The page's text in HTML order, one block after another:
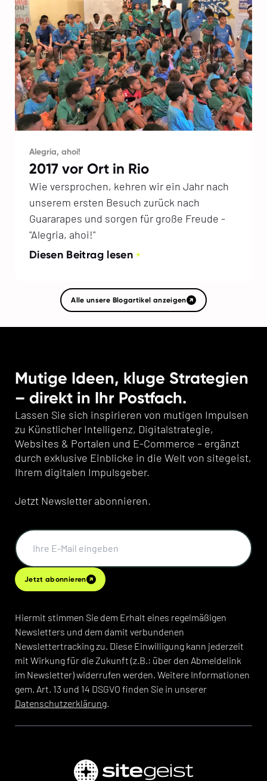
Alegria, ahoi!
2017 vor Ort in Rio
Wie versprochen, kehren wir ein Jahr nach
unserem ersten Besuch zurück nach
Guararapes und sorgen für große Freude -
"Alegria, ahoi!"
Diesen Beitrag lesen
Alle unsere Blogartikel anzeigen
Mutige Ideen, kluge Strategien
– direkt in Ihr Postfach.
Lassen Sie sich inspirieren von mutigen Impulsen
zu Künstlicher Intelligenz, Digitalstrategie,
Websites & Portalen und E-Commerce – ergänzt
durch exklusive Einblicke in die Welt von sitegeist,
Ihrem digitalen Impulsgeber.
Jetzt Newsletter abonnieren.
Jetzt abonnieren
Hiermit stimmen Sie dem Erhalt eines regelmäßigen
Newsletters und dem damit verbundenen
Newslettertracking zu. Diese Einwilligung kann jederzeit
mit Wirkung für die Zukunft (z.B.: über den Abmeldelink
im Newsletter) widerrufen werden. Weitere Informationen
gem. Art. 13 und 14 DSGVO finden Sie in unserer
Datenschutzerklärung.